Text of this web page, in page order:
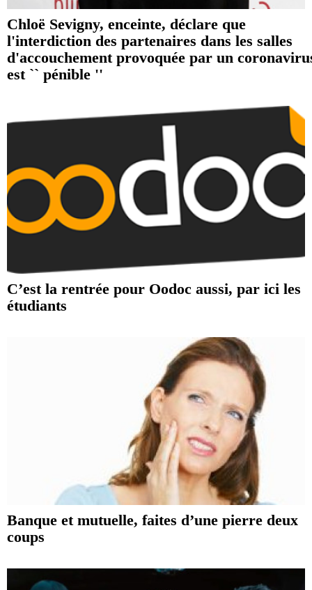
Chloë Sevigny, enceinte, déclare que
l'interdiction des partenaires dans les salles
d'accouchement provoquée par un
est `` pénible ''
C’est la rentrée pour Oodoc aussi, par ici les
étudiants
Banque et mutuelle, faites d’une pierre deux
coups